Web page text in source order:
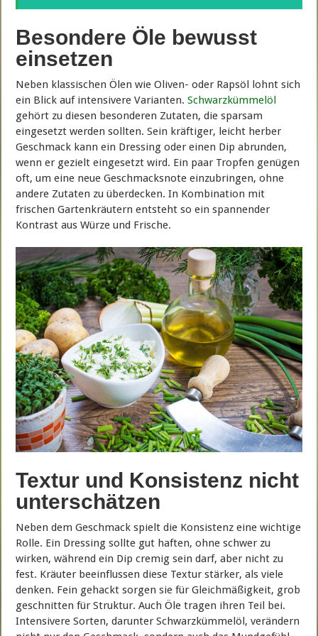
Besondere Öle bewusst
einsetzen
Neben klassischen Ölen wie Oliven- oder Rapsöl lohnt sich
ein Blick auf intensivere Varianten.Schwarzkümmelöl
gehört zu diesen besonderen Zutaten, die sparsam
eingesetzt werden sollten. Sein kräftiger, leicht herber
Geschmack kann ein Dressing oder einen Dip abrunden,
wenn er gezielt eingesetzt wird. Ein paar Tropfen genügen
oft, um eine neue Geschmacksnote einzubringen, ohne
andere Zutaten zu überdecken. In Kombination mit
frischen Gartenkräutern entsteht so ein spannender
Kontrast aus Würze und Frische.
Textur und Konsistenz nicht
unterschätzen
Neben dem Geschmack spielt die Konsistenz eine wichtige
Rolle. Ein Dressing sollte gut haften, ohne schwer zu
wirken, während ein Dip cremig sein darf, aber nicht zu
fest. Kräuter beeinflussen diese Textur stärker, als viele
denken. Fein gehackt sorgen sie für Gleichmäßigkeit, grob
geschnitten für Struktur. Auch Öle tragen ihren Teil bei.
Intensivere Sorten, darunter Schwarzkümmelöl, verändern